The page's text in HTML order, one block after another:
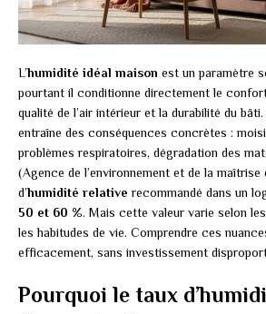
L’humidité idéal maison est un paramètre
pourtant il conditionne directement le
qualité de l’air intérieur et la durabilité du
entraîne des conséquences concrètes :
problèmes respiratoires, dégradation des
(Agence de l’environnement et de la maîtrise
d’humidité relative recommandé dans un
50 et 60 %. Mais cette valeur varie selon
les habitudes de vie. Comprendre ces
efficacement, sans investissement
Pourquoi le taux